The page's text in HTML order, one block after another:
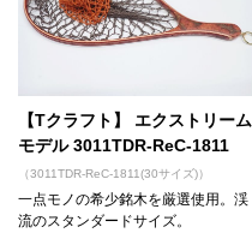
【Tクラフト】 エクストリーム
モデル 3011TDR-ReC-1811
（3011TDR-ReC-1811(30サイズ)）
一点モノの希少銘木を厳選使用。渓
流のスタンダードサイズ。